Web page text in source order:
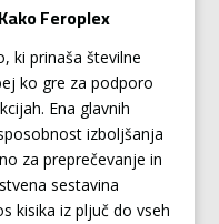
Feroplex
ki prinaša številne
ko gre za podporo
Ena glavnih
izboljšanja
za preprečevanje in
sestavina
kisika iz pljuč do vseh